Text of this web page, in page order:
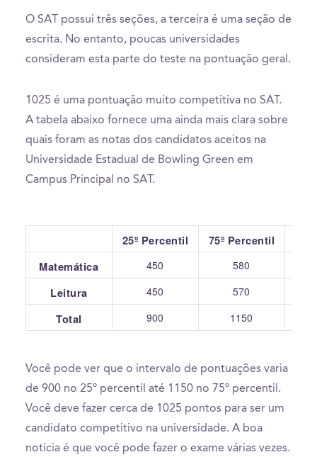
O SAT possui três seções, a terceira é uma seção de
escrita. No entanto, poucas universidades
consideram esta parte do teste na pontuação geral.
1025 é uma pontuação muito competitiva no SAT.
A tabela abaixo fornece uma ainda mais clara sobre
quais foram as notas dos candidatos aceitos na
Universidade Estadual de Bowling Green em
Campus Principal no SAT.
25º Percentil 75º Percentil
Matemática
450 580
Leitura 450 570
Total 900 1150
Você pode ver que o intervalo de pontuações varia
de 900 no 25º percentil até 1150 no 75º percentil.
Você deve fazer cerca de 1025 pontos para ser um
candidato competitivo na universidade. A boa
notícia é que você pode fazer o exame várias vezes.